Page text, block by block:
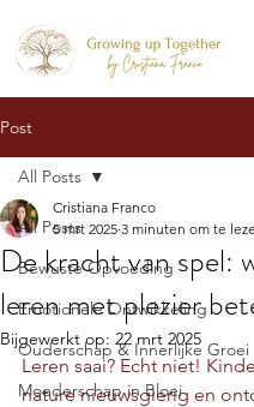
Post
All Posts
Bewuste Opvoeding
Emotionele Ontwikkeling
Ouderschap & Innerlijke Groei
Moederschap in Bloei
All Posts
De kracht van spel:
leren met plezier
Cristiana Franco
5 mrt 2025 3 minuten om te
Bijgewerkt op: 22 mrt 2025
Leren saai? Echt niet!
nature nieuwsgierig en